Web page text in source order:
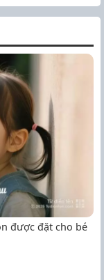
được đặt cho bé